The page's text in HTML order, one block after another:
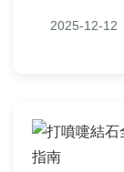
時間並加
2025-12-12